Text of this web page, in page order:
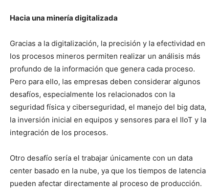
Hacia una minería digitalizada
Gracias a la digitalización, la precisión y la efectividad en
los procesos mineros permiten realizar un análisis más
profundo de la información que genera cada proceso.
Pero para ello, las empresas deben considerar algunos
desafíos, especialmente los relacionados con la
seguridad física y ciberseguridad, el manejo del big data,
la inversión inicial en equipos y sensores para el IIoT y la
integración de los procesos.
Otro desafío sería el trabajar únicamente con un data
center basado en la nube, ya que los tiempos de latencia
pueden afectar directamente al proceso de producción.